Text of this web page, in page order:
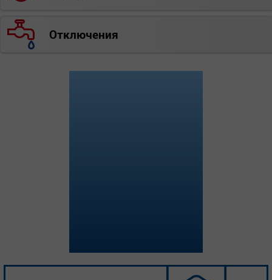
Отключения